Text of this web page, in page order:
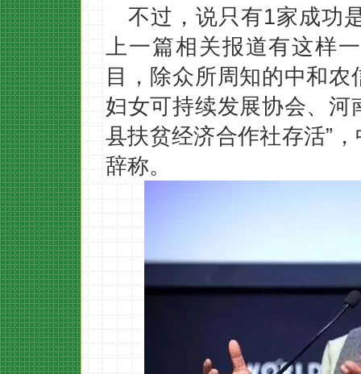
不过，说只有1家成功
上一篇相关报道有这样
目，除众所周知的中和
妇女可持续发展协会、
县扶贫经济合作社存活”
辞称。